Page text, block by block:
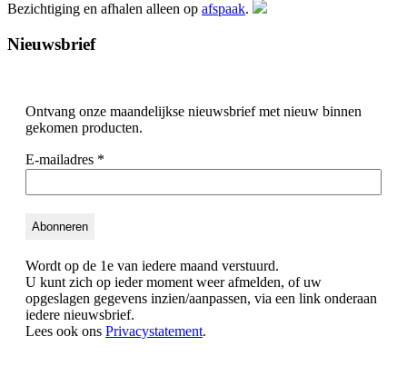
Bezichtiging en afhalen alleen op afspaak.
Nieuwsbrief
Ontvang onze maandelijkse nieuwsbrief met nieuw binnen
gekomen producten.
E-mailadres *
Wordt op de 1e van iedere maand verstuurd.
U kunt zich op ieder moment weer afmelden, of uw
opgeslagen gegevens inzien/aanpassen, via een link onderaan
iedere nieuwsbrief.
Lees ook ons Privacystatement.